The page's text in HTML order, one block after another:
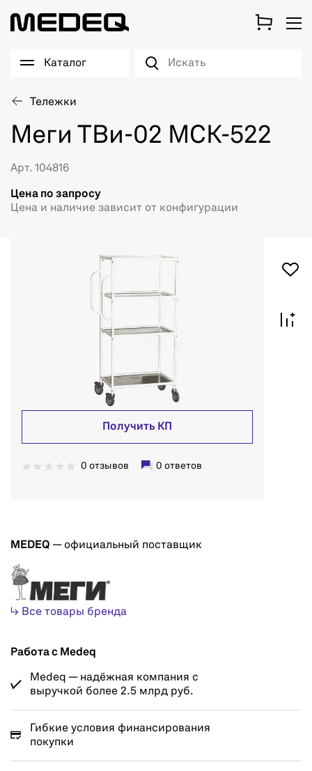
Каталог
Тележки
Меги ТВи-02 МСК-522
Арт. 104816
Цена по запросу
Цена и наличие зависит от конфигурации
Получить КП
0 отзывов 0 ответов
MEDEQ — официальный поставщик
↳ Все товары бренда
Работа с Medeq
Medeq — надёжная компания с
выручкой более 2.5 млрд руб.
Гибкие условия финансирования
покупки